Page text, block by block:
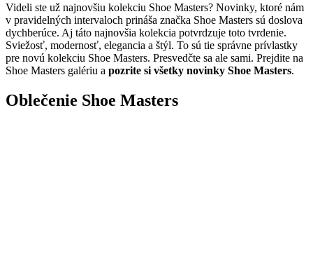
Videli ste už najnovšiu kolekciu Shoe Masters? Novinky, ktoré nám
v pravidelných intervaloch prináša značka Shoe Masters sú doslova
dychberúce. Aj táto najnovšia kolekcia potvrdzuje toto tvrdenie.
Sviežosť, modernosť, elegancia a štýl. To sú tie správne prívlastky
pre novú kolekciu Shoe Masters. Presvedčte sa ale sami. Prejdite na
Shoe Masters galériu a pozrite si všetky novinky Shoe Masters.
Oblečenie Shoe Masters